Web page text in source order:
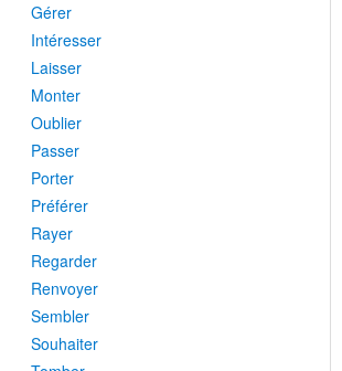
Gérer
Intéresser
Laisser
Monter
Oublier
Passer
Porter
Préférer
Rayer
Regarder
Renvoyer
Sembler
Souhaiter